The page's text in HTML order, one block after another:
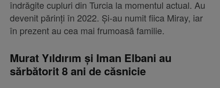
îndrăgite cupluri din Turcia la momentul actual. Au
devenit părinți în 2022. Și-au numit fiica Miray, iar
în prezent au cea mai frumoasă familie.
Murat Yıldırım și Iman Elbani au
sărbătorit 8 ani de căsnicie